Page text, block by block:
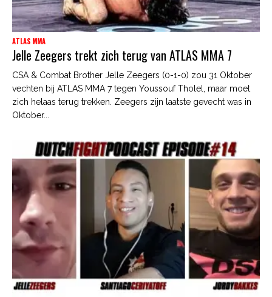
ATLAS MMA
Jelle Zeegers trekt zich terug van ATLAS MMA 7
CSA & Combat Brother Jelle Zeegers (0-1-0) zou 31 Oktober
vechten bij ATLAS MMA 7 tegen Youssouf Tholel, maar moet
zich helaas terug trekken. Zeegers zijn laatste gevecht was in
Oktober...